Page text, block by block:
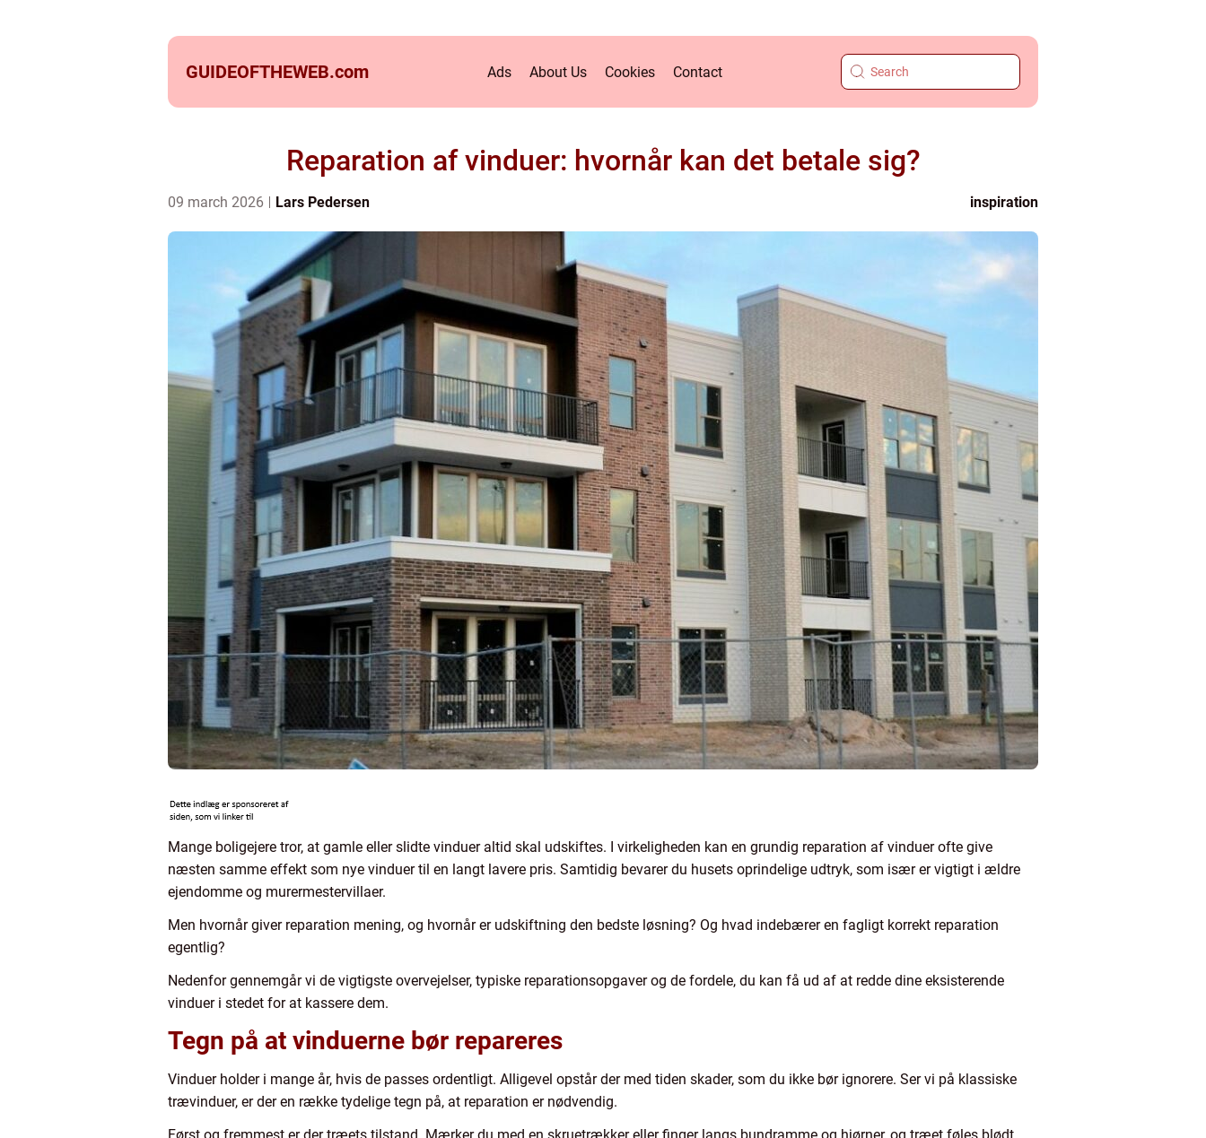
GUIDEOFTHEWEB.com Ads About Us Cookies Contact
Reparation af vinduer: hvornår kan det betale sig?
09 march 2026 Lars Pedersen inspiration
Mange boligejere tror, at gamle eller slidte vinduer altid skal udskiftes. I virkeligheden kan en grundig reparation af vinduer ofte give
næsten samme effekt som nye vinduer til en langt lavere pris. Samtidig bevarer du husets oprindelige udtryk, som især er vigtigt i ældre
ejendomme og murermestervillaer.
Men hvornår giver reparation mening, og hvornår er udskiftning den bedste løsning? Og hvad indebærer en fagligt korrekt reparation
egentlig?
Nedenfor gennemgår vi de vigtigste overvejelser, typiske reparationsopgaver og de fordele, du kan få ud af at redde dine eksisterende
vinduer i stedet for at kassere dem.
Tegn på at vinduerne bør repareres
Vinduer holder i mange år, hvis de passes ordentligt. Alligevel opstår der med tiden skader, som du ikke bør ignorere. Ser vi på klassiske
trævinduer, er der en række tydelige tegn på, at reparation er nødvendig.